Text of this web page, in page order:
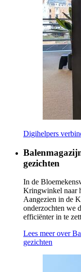
Digihelpers
gezichten
In de
Kringwinkel naar
Aangezien in de
onderzochten we
efficiënter in te
Lees meerover
gezichten